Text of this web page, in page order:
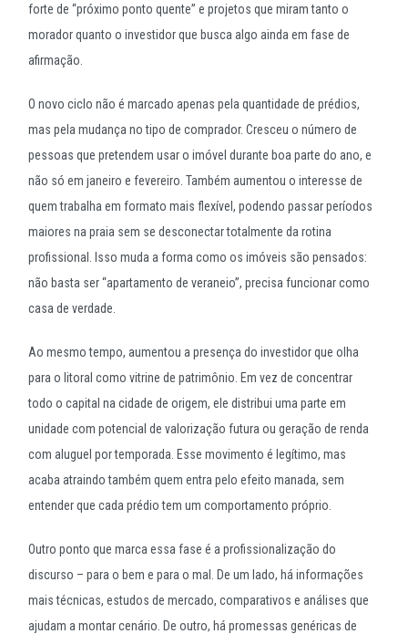
forte de “próximo ponto quente” e projetos que miram tanto o
morador quanto o investidor que busca algo ainda em fase de
afirmação.
O novo ciclo não é marcado apenas pela quantidade de prédios,
mas pela mudança no tipo de comprador. Cresceu o número de
pessoas que pretendem usar o imóvel durante boa parte do ano, e
não só em janeiro e fevereiro. Também aumentou o interesse de
quem trabalha em formato mais flexível, podendo passar períodos
maiores na praia sem se desconectar totalmente da rotina
profissional. Isso muda a forma como os imóveis são pensados:
não basta ser “apartamento de veraneio”, precisa funcionar como
casa de verdade.
Ao mesmo tempo, aumentou a presença do investidor que olha
para o litoral como vitrine de patrimônio. Em vez de concentrar
todo o capital na cidade de origem, ele distribui uma parte em
unidade com potencial de valorização futura ou geração de renda
com aluguel por temporada. Esse movimento é legítimo, mas
acaba atraindo também quem entra pelo efeito manada, sem
entender que cada prédio tem um comportamento próprio.
Outro ponto que marca essa fase é a profissionalização do
discurso – para o bem e para o mal. De um lado, há informações
mais técnicas, estudos de mercado, comparativos e análises que
ajudam a montar cenário. De outro, há promessas genéricas de